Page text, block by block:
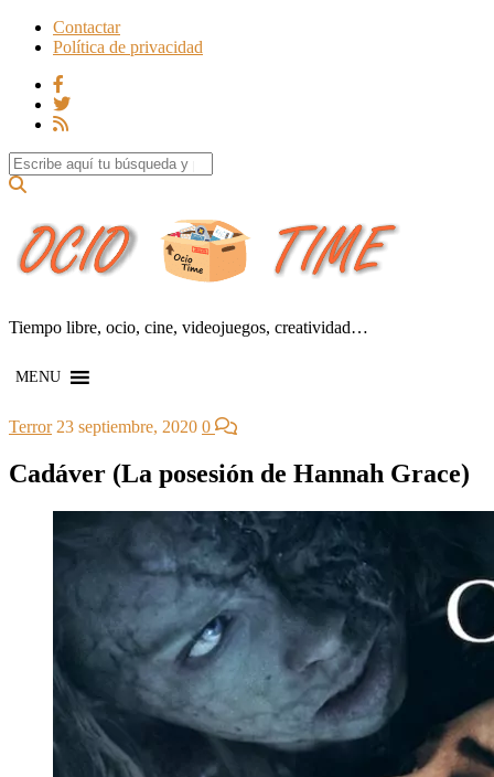
Contactar
Política de privacidad
Search for:
Tiempo libre, ocio, cine, videojuegos, creatividad…
MENU
Terror 23 septiembre, 2020 0
Cadáver (La posesión de Hannah Grace)